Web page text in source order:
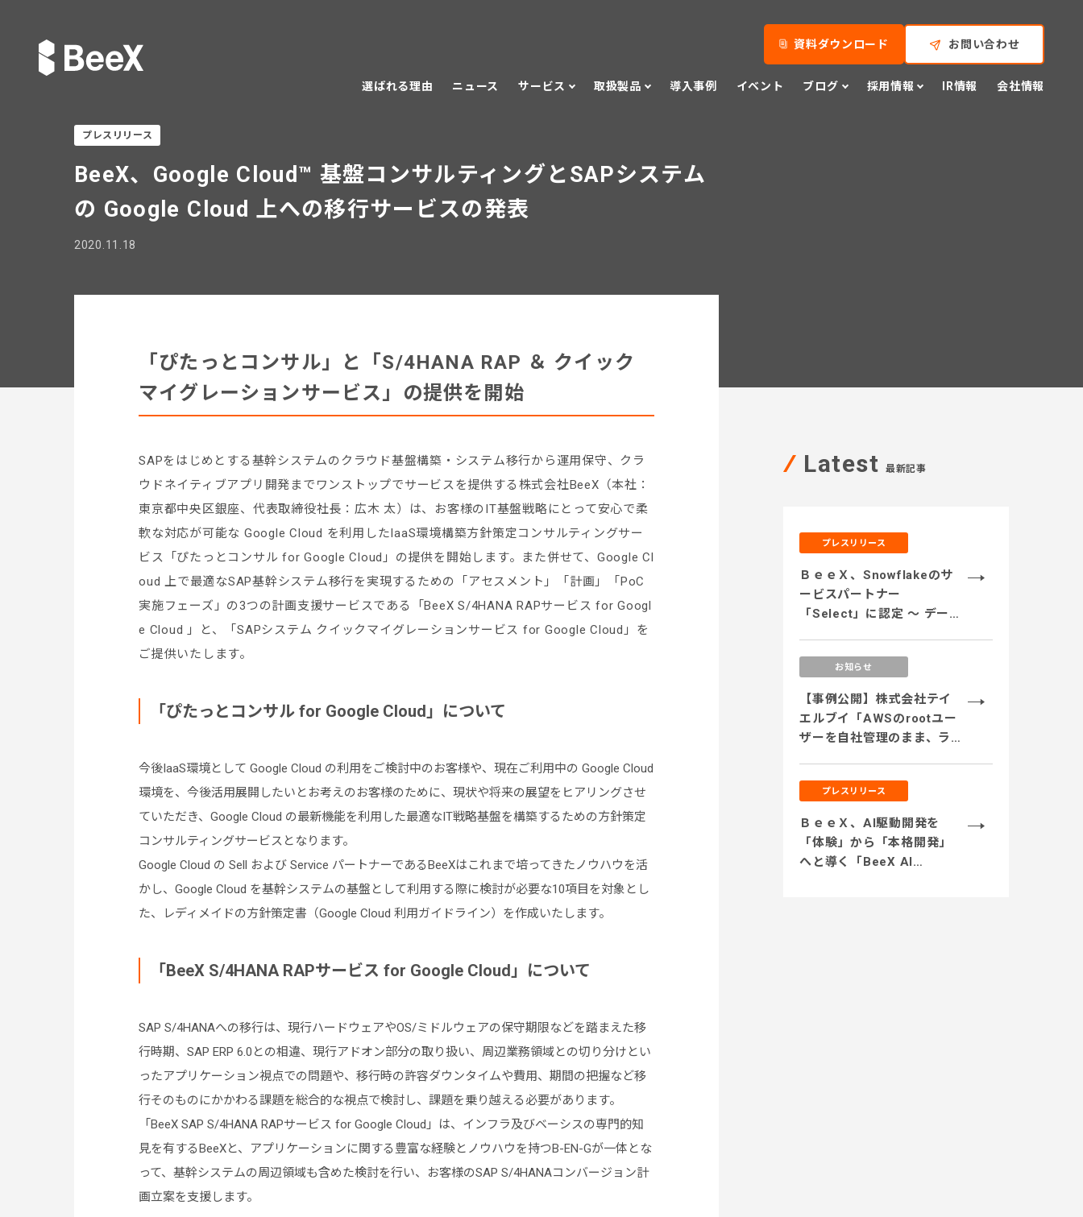
選ばれる理由 ニュース サービス 取扱製品 導入事例 イベント ブログ 採用情報 IR情報 会社情報
資料ダウンロード お問い合わせ
プレスリリース
BeeX、Google Cloud™ 基盤コンサルティングとSAPシステム
の Google Cloud 上への移行サービスの発表
2020.11.18
「ぴたっとコンサル」と「S/4HANA RAP ＆ クイック
マイグレーションサービス」の提供を開始
SAPをはじめとする基幹システムのクラウド基盤構築・システム移行から運用保守、クラ
ウドネイティブアプリ開発までワンストップでサービスを提供する株式会社BeeX（本社：
東京都中央区銀座、代表取締役社長：広木 太）は、お客様のIT基盤戦略にとって安心で柔
軟な対応が可能な Google Cloud を利用したIaaS環境構築方針策定コンサルティングサー
ビス「ぴたっとコンサル for Google Cloud」の提供を開始します。また併せて、Google Cl
oud 上で最適なSAP基幹システム移行を実現するための「アセスメント」「計画」「PoC
実施フェーズ」の3つの計画支援サービスである「BeeX S/4HANA RAPサービス for Googl
e Cloud 」と、「SAPシステム クイックマイグレーションサービス for Google Cloud」を
ご提供いたします。
「ぴたっとコンサル for Google Cloud」について
今後IaaS環境として Google Cloud の利用をご検討中のお客様や、現在ご利用中の Google Cloud
環境を、今後活用展開したいとお考えのお客様のために、現状や将来の展望をヒアリングさせ
ていただき、Google Cloud の最新機能を利用した最適なIT戦略基盤を構築するための方針策定
コンサルティングサービスとなります。
Google Cloud の Sell および Service パートナーであるBeeXはこれまで培ってきたノウハウを活
かし、Google Cloud を基幹システムの基盤として利用する際に検討が必要な10項目を対象とし
た、レディメイドの方針策定書（Google Cloud 利用ガイドライン）を作成いたします。
「BeeX S/4HANA RAPサービス for Google Cloud」について
SAP S/4HANAへの移行は、現行ハードウェアやOS/ミドルウェアの保守期限などを踏まえた移
行時期、SAP ERP 6.0との相違、現行アドオン部分の取り扱い、周辺業務領域との切り分けとい
ったアプリケーション視点での問題や、移行時の許容ダウンタイムや費用、期間の把握など移
行そのものにかかわる課題を総合的な視点で検討し、課題を乗り越える必要があります。
「BeeX SAP S/4HANA RAPサービス for Google Cloud」は、インフラ及びベーシスの専門的知
見を有するBeeXと、アプリケーションに関する豊富な経験とノウハウを持つB-EN-Gが一体とな
って、基幹システムの周辺領域も含めた検討を行い、お客様のSAP S/4HANAコンバージョン計
画立案を支援します。
Latest 最新記事
プレスリリース
ＢｅｅＸ、Snowflakeのサ
ービスパートナー
「Select」に認定 ～ データ
適化、生成AI活用に対応す
るサービス体制を強化 ～
お知らせ
【事例公開】株式会社テイ
エルブイ「AWSのrootユー
ザーを自社管理のまま、ライ
スト削減を実現」
プレスリリース
ＢｅｅＸ、AI駆動開発を
「体験」から「本格開発」
へと導く「BeeX AI